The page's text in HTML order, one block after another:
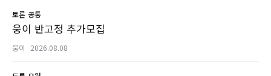
토론 공통
웅이 반고정 추가모집
웅이 2026.08.08